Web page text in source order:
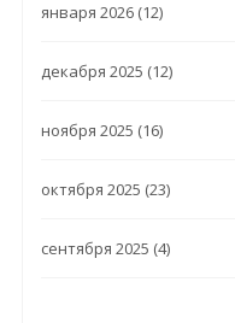
января 2026 (12)
декабря 2025 (12)
ноября 2025 (16)
октября 2025 (23)
сентября 2025 (4)